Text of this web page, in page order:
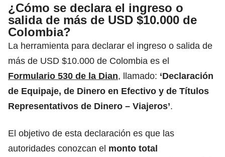
¿Cómo se declara el ingreso o
salida de más de USD $10.000 de
Colombia?
La herramienta para declarar el ingreso o salida de
más de USD $10.000 de Colombia es el
Formulario 530 de la Dian, llamado: ‘Declaración
de Equipaje, de Dinero en Efectivo y de Títulos
Representativos de Dinero – Viajeros’.
El objetivo de esta declaración es que las
autoridades conozcan el monto total